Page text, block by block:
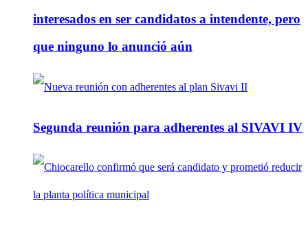
interesados en ser candidatos a intendente, pero
que ninguno lo anunció aún
Segunda reunión para adherentes al SIVAVI IV